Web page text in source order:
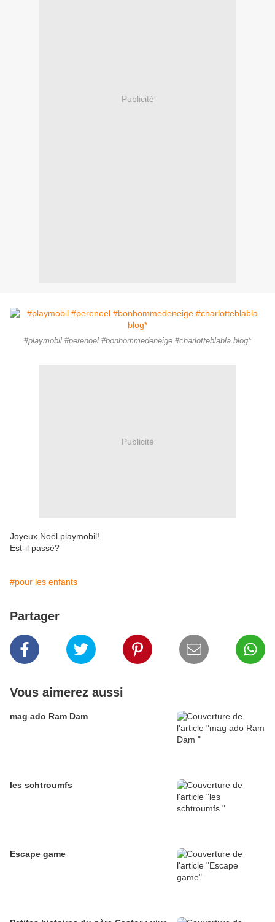
Publicité
#playmobil #perenoel #bonhommedeneige #charlotteblabla blog*
Publicité
Joyeux Noël playmobil!
Est-il passé?
#pour les enfants
Partager
Vous aimerez aussi
mag ado Ram Dam
les schtroumfs
Escape game